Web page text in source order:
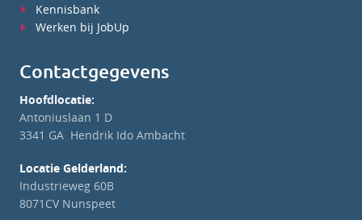
Kennisbank
Werken bij JobUp
Contactgegevens
Hoofdlocatie:
Antoniuslaan 1 D
3341 GA Hendrik Ido Ambacht
Locatie Gelderland:
Industrieweg 60B
8071CV Nunspeet